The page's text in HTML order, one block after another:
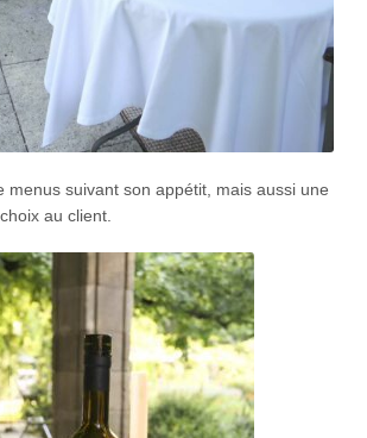
menus suivant son appétit, mais aussi une
au client.